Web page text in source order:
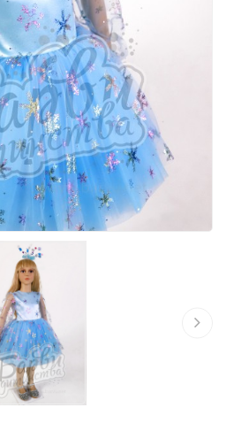
(М.ЛЬВІВ)
(М.ЛЬВІВ)
ІНШІ